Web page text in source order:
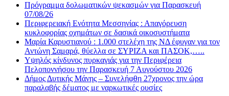
Πρόγραμμα δολωματικών ψεκασμών για Παρασκευή
07/08/26
Περιφερειακή Ενότητα Μεσσηνίας : Απαγόρευση
κυκλοφορίας οχημάτων σε δασικά οικοσυστήματα
Μαρία Καρυστιανού : 1.000 στελέχη της ΝΔ έφυγαν για τον
Αντώνη Σαμαρά, θύελλα σε ΣΥΡΙΖΑ και ΠΑΣΟΚ,…..
Υψηλός κίνδυνος πυρκαγιάς για την Περιφέρεια
Πελοποννήσου την Παρασκευή 7 Αυγούστου 2026
Δήμος Δυτικής Μάνης – Συνελήφθη 27χρονος την ώρα
παραλαβής δέματος με ναρκωτικές ουσίες